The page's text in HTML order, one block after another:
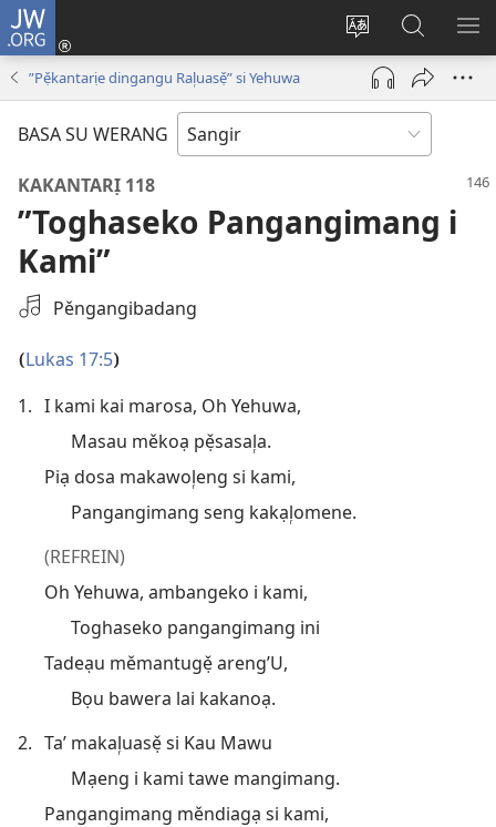
JW.ORG
Ganti
bahasa
situs
Log
(opens
window)
Deạ
su
JW.ORG
”Pẹ̌kantarịe dingangu Ral᷊uasẹ̌” si Yehuwa
BASA SU WERANG
KAKANTARỊ 118
”Toghaseko Pangangimang i
Kami”
Select
Audio
Pěngangibadang
(Lukas 17:5)
1. I kami kai marosa, Oh Yehuwa,
Masau měkoạ pẹ̌sasal᷊a.
Piạ dosa makawol᷊eng si kami,
Pangangimang seng kakạl᷊omene.
(REFREIN)
Oh Yehuwa, ambangeko i kami,
Toghaseko pangangimang ini
Tadeạu měmantugẹ̌ areng’U,
Bọu bawera lai kakanoạ.
2. Ta’ makal᷊uasẹ̌ si Kau Mawu
Mạeng i kami tawe mangimang.
Pangangimang měndiagạ si kami,